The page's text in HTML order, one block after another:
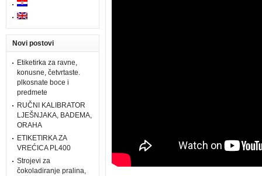
Novi postovi
Etiketirka za ravne,
konusne, četvrtaste.
plkosnate boce i
predmete
RUČNI KALIBRATOR
LJEŠNJAKA, BADEMA,
ORAHA
ETIKETIRKA ZA
VREĆICA PL400
Strojevi za
čokoladiranje pralina,